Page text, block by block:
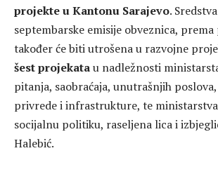
projekte u Kantonu Sarajevo.
septembarske emisije obveznica, prema
također će biti utrošena u razvojne
šest projekatau nadležnosti
pitanja, saobraćaja, unutrašnjih
privrede i infrastrukture, te
socijalnu politiku, raseljena lica i
Halebić.